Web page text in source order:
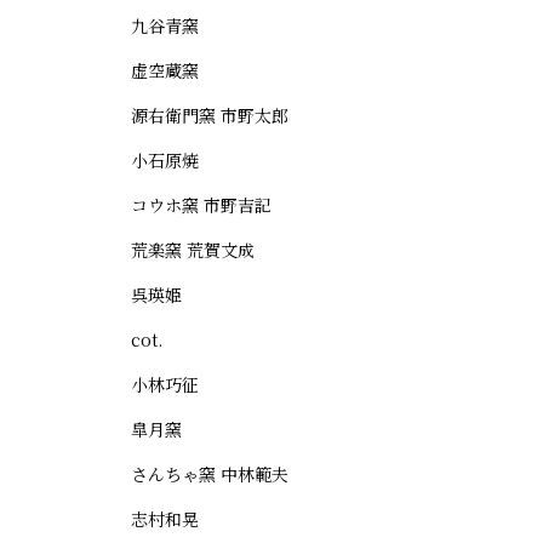
九谷青窯
虚空蔵窯
源右衛門窯 市野太郎
小石原焼
コウホ窯 市野吉記
荒楽窯 荒賀文成
呉瑛姫
cot.
小林巧征
皐月窯
さんちゃ窯 中林範夫
志村和晃